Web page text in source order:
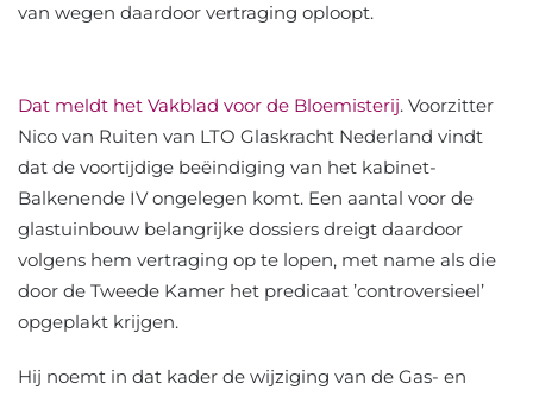
van wegen daardoor vertraging oploopt.
Dat meldt het Vakblad voor de Bloemisterij. Voorzitter
Nico van Ruiten van LTO Glaskracht Nederland vindt
dat de voortijdige beëindiging van het kabinet-
Balkenende IV ongelegen komt. Een aantal voor de
glastuinbouw belangrijke dossiers dreigt daardoor
volgens hem vertraging op te lopen, met name als die
door de Tweede Kamer het predicaat ’controversieel’
opgeplakt krijgen.
Hij noemt in dat kader de wijziging van de Gas- en